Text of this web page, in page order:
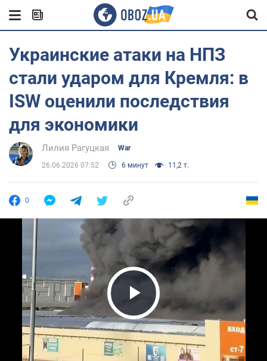
Украинские атаки на НПЗ
стали ударом для Кремля: в
ISW оценили последствия
для экономики
Лилия Рагуцкая War
26.06.2026 07:52 6 минут 11,2 т.
0
Play Video